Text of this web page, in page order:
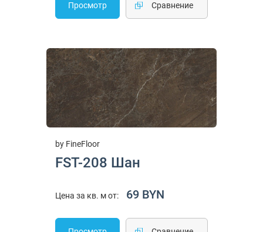
Просмотр Cравнение
by FineFloor
FST-208 Шан
Цена за кв. м от: 69 BYN